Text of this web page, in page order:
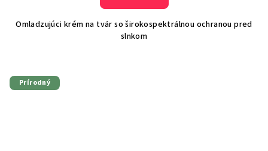
Omladzujúci krém na tvár so širokospektrálnou ochranou pred
slnkom
Prírodný